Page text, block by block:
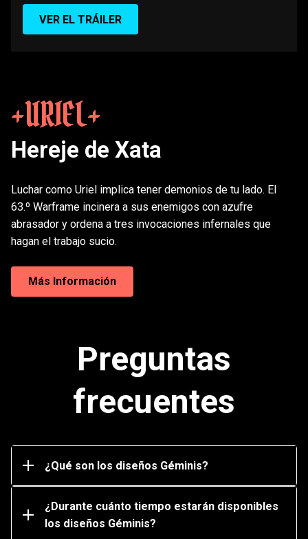
VER EL TRÁILER
URIEL
Hereje de Xata
Luchar como Uriel implica tener demonios de tu lado. El
63.º Warframe incinera a sus enemigos con azufre
abrasador y ordena a tres invocaciones infernales que
hagan el trabajo sucio.
Más Información
Preguntas
frecuentes
¿Qué son los diseños Géminis?
transformarte en la versión protoframe de tu warframe.
Están totalmente doblados, con líneas que reaccionan
a tus acciones o a la misión, y son totalmente
personalizables.
asociado equipando y usando el gesto Géminis en una
misión.
¿Durante cuánto tiempo estarán disponibles
los diseños Géminis?
mercado del juego por Platinum de forma indefinida.
Sin embargo, los paquetes que incluyen un bonus de
Platinum y que se compran con moneda local pueden
estar disponibles sólo por un tiempo limitado.